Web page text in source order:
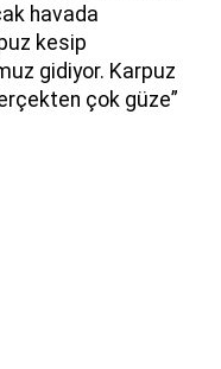
havada
kesip
gidiyor. Karpuz
çok güze”